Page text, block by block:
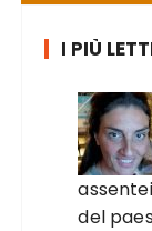
I PIÙ
del